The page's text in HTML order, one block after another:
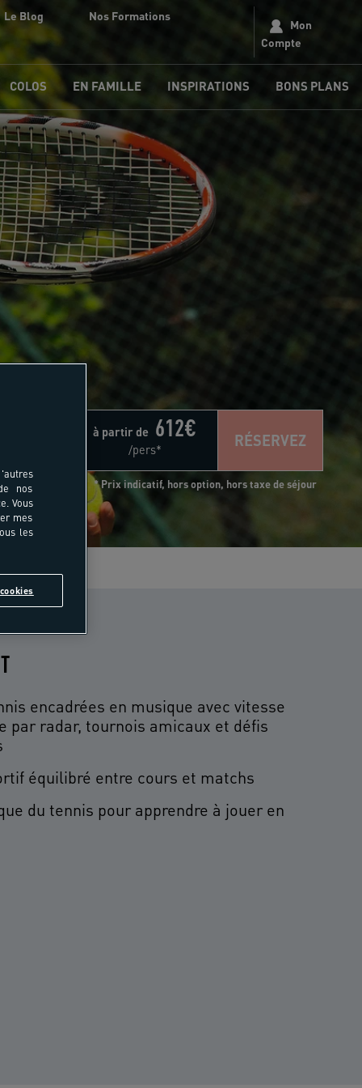
Le Blog Nos Formations
Mon
Compte
COLOS EN FAMILLE INSPIRATIONS BONS PLANS
à partir de 612€
/pers* RÉSERVEZ
* Prix indicatif, hors option, hors taxe de séjour
encadrées en musique avec vitesse
par radar, tournois amicaux et défis
équilibré entre cours et matchs
du tennis pour apprendre à jouer en
nos
Vous
mes
les